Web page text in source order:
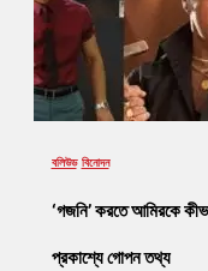
বলিউড বিনোদন
‘গজনি’ করতে আমিরকে
প্রকাশ্যে গোপন তথ্য